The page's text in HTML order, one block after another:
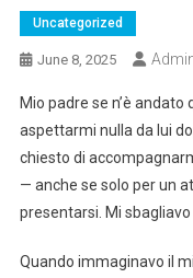
Uncategorized
June 8, 2025
Mio padre se n’è
aspettarmi nulla da lui
chiesto di
— anche se solo per un
presentarsi. Mi sbagliavo
Quando immaginavo il